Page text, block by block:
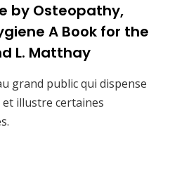
by Osteopathy,
A Book for the
L. Matthay
grand public qui dispense
illustre certaines